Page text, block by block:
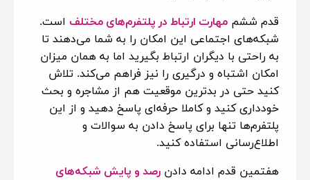
قدم ششم مهارت ارتباط در پلتفرم‌های مختلف است.
شبکه‌های اجتماعی این امکان را به شما می‌دهند تا
به راحتی با دیگران ارتباط بگیرید اما به همان میزان
امکان اشتباه و درگیری را نیز فراهم می‌کند. تلاش
کنید حتی در بدترین موقعیت هم از مشاجره و بحث
خودداری کنید و کاملا حرفه‌ای پاسخ دهید و از این
پلتفرم‌ها تنها برای پاسخ دادن به سوالات و
اطلاع‌رسانی استفاده کنید.
هفتمین قدم ادامه دادن رصد و پایش شبکه‌های